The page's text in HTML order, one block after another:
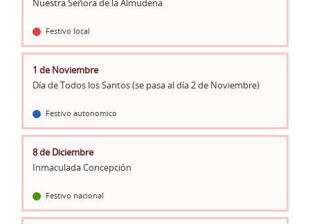
Nuestra Señora de la Almudena
Festivo local
1 de Noviembre
Día de Todos los Santos (se pasa al día 2 de Noviembre)
Festivo autonomico
8 de Diciembre
Inmaculada Concepción
Festivo nacional